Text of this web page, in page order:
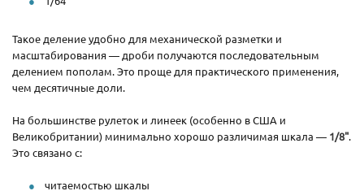
Такое деление удобно для механической разметки и
масштабирования — дроби получаются последовательным
делением пополам. Это проще для практического применения,
чем десятичные доли.
На большинстве рулеток и линеек (особенно в США и
Великобритании) минимально хорошо различимая шкала — 1/8".
Это связано с:
читаемостью шкалы